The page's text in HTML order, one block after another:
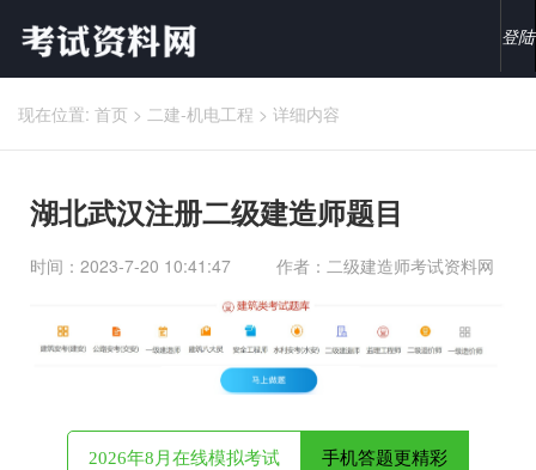
登陆
现在位置: 首页 > 二建-机电工程 > 详细内容
湖北武汉注册二级建造师题目
时间：2023-7-20 10:41:47 作者：二级建造师考试资料网
2026年8月在线模拟考试 手机答题更精彩